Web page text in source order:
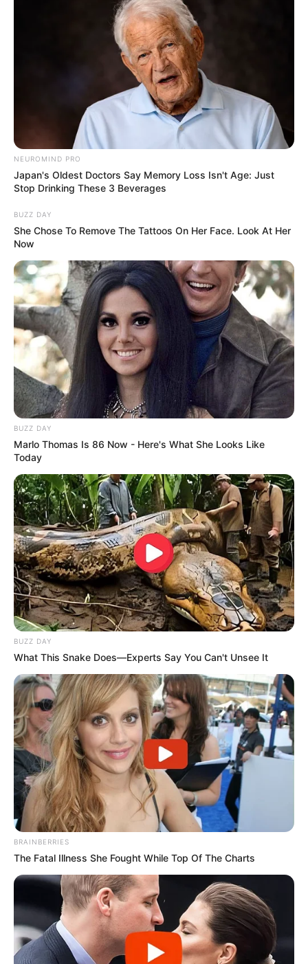
NEUROMIND PRO
Japan's Oldest Doctors Say Memory Loss Isn't Age: Just
Stop Drinking These 3 Beverages
BUZZ DAY
She Chose To Remove The Tattoos On Her Face. Look At Her
Now
BUZZ DAY
Marlo Thomas Is 86 Now - Here's What She Looks Like
Today
BUZZ DAY
What This Snake Does—Experts Say You Can't Unsee It
BRAINBERRIES
The Fatal Illness She Fought While Top Of The Charts